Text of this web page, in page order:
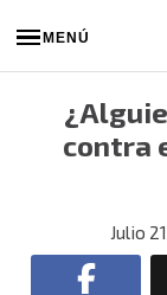
MENÚ
contra
Julio